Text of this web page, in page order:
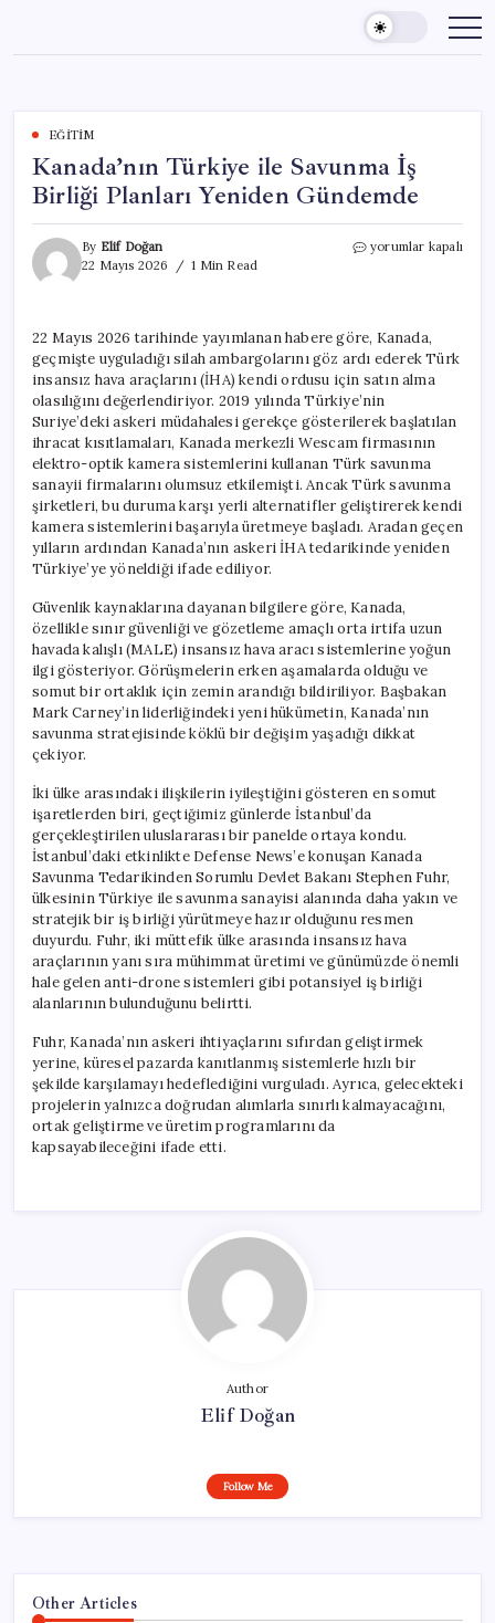
content
EĞITIM
Kanada’nın Türkiye ile Savunma İş
Birliği Planları Yeniden Gündemde
By Elif Doğan
22 Mayıs 2026
1 Min Read
Kanada’nın
Birliği
Planları
Yeniden
Gündemde
için
yorumlar kapalı
22 Mayıs 2026 tarihinde yayımlanan habere göre, Kanada,
geçmişte uyguladığı silah ambargolarını göz ardı ederek Türk
insansız hava araçlarını (İHA) kendi ordusu için satın alma
olasılığını değerlendiriyor. 2019 yılında Türkiye’nin
Suriye’deki askeri müdahalesi gerekçe gösterilerek başlatılan
ihracat kısıtlamaları, Kanada merkezli Wescam firmasının
elektro-optik kamera sistemlerini kullanan Türk savunma
sanayii firmalarını olumsuz etkilemişti. Ancak Türk savunma
şirketleri, bu duruma karşı yerli alternatifler geliştirerek kendi
kamera sistemlerini başarıyla üretmeye başladı. Aradan geçen
yılların ardından Kanada’nın askeri İHA tedarikinde yeniden
Türkiye’ye yöneldiği ifade ediliyor.
Güvenlik kaynaklarına dayanan bilgilere göre, Kanada,
özellikle sınır güvenliği ve gözetleme amaçlı orta irtifa uzun
havada kalışlı (MALE) insansız hava aracı sistemlerine yoğun
ilgi gösteriyor. Görüşmelerin erken aşamalarda olduğu ve
somut bir ortaklık için zemin arandığı bildiriliyor. Başbakan
Mark Carney’in liderliğindeki yeni hükümetin, Kanada’nın
savunma stratejisinde köklü bir değişim yaşadığı dikkat
çekiyor.
İki ülke arasındaki ilişkilerin iyileştiğini gösteren en somut
işaretlerden biri, geçtiğimiz günlerde İstanbul’da
gerçekleştirilen uluslararası bir panelde ortaya kondu.
İstanbul’daki etkinlikte Defense News’e konuşan Kanada
Savunma Tedarikinden Sorumlu Devlet Bakanı Stephen Fuhr,
ülkesinin Türkiye ile savunma sanayisi alanında daha yakın ve
stratejik bir iş birliği yürütmeye hazır olduğunu resmen
duyurdu. Fuhr, iki müttefik ülke arasında insansız hava
araçlarının yanı sıra mühimmat üretimi ve günümüzde önemli
hale gelen anti-drone sistemleri gibi potansiyel iş birliği
alanlarının bulunduğunu belirtti.
Fuhr, Kanada’nın askeri ihtiyaçlarını sıfırdan geliştirmek
yerine, küresel pazarda kanıtlanmış sistemlerle hızlı bir
şekilde karşılamayı hedeflediğini vurguladı. Ayrıca, gelecekteki
projelerin yalnızca doğrudan alımlarla sınırlı kalmayacağını,
ortak geliştirme ve üretim programlarını da
kapsayabileceğini ifade etti.
Author
Elif Doğan
Follow Me
Other Articles